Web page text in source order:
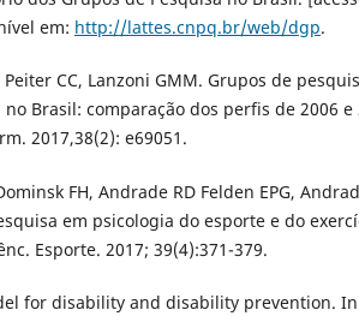
em: http://lattes.cnpq.br/web/dgp.
CC, Lanzoni GMM. Grupos de
Brasil: comparação dos perfis de 2006 e
2017,38(2): e69051.
FH, Andrade RD Felden EPG,
em psicologia do esporte e do
Esporte. 2017; 39(4):371-379.
for disability and disability prevention.